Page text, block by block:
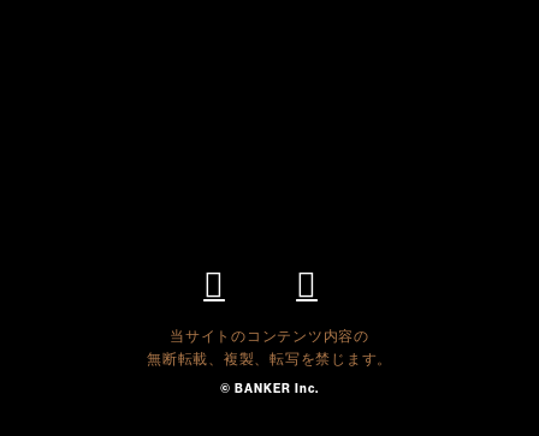
当サイトのコンテンツ内容の
無断転載、複製、転写を禁じます。
© BANKER Inc.